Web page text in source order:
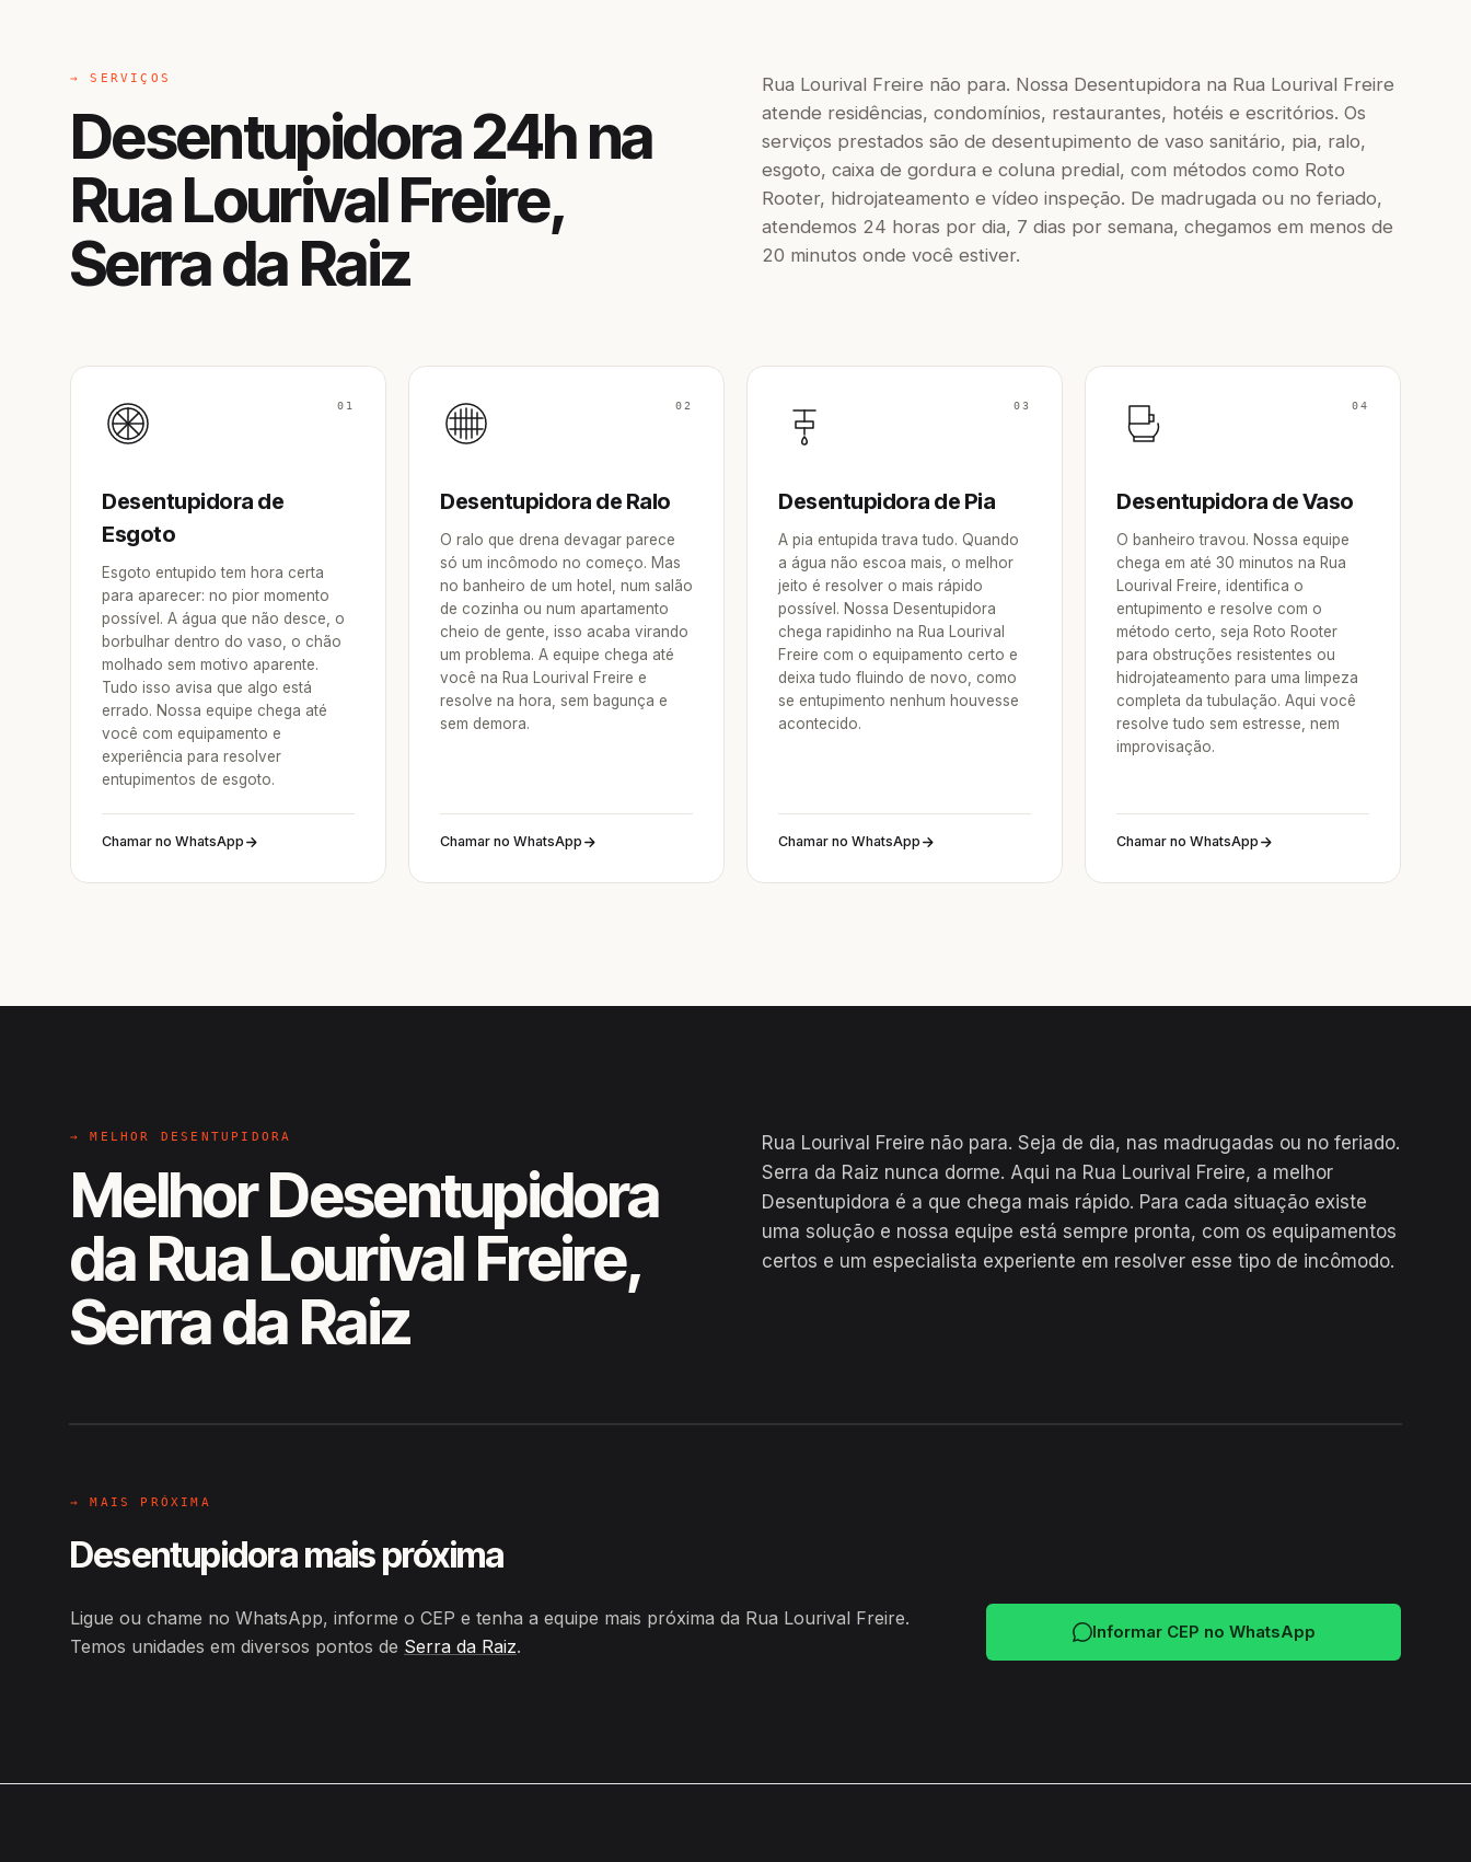
→ SERVIÇOS
Desentupidora 24h na
Rua Lourival Freire,
Serra da Raiz
Rua Lourival Freire não para. Nossa Desentupidora na Rua Lourival Freire
atende residências, condomínios, restaurantes, hotéis e escritórios. Os
serviços prestados são de desentupimento de vaso sanitário, pia, ralo,
esgoto, caixa de gordura e coluna predial, com métodos como Roto
Rooter, hidrojateamento e vídeo inspeção. De madrugada ou no feriado,
atendemos 24 horas por dia, 7 dias por semana, chegamos em menos de
20 minutos onde você estiver.
01
Desentupidora de
Esgoto
Esgoto entupido tem hora certa
para aparecer: no pior momento
possível. A água que não desce, o
borbulhar dentro do vaso, o chão
molhado sem motivo aparente.
Tudo isso avisa que algo está
errado. Nossa equipe chega até
você com equipamento e
experiência para resolver
entupimentos de esgoto.
Chamar no WhatsApp
02
Desentupidora de Ralo
O ralo que drena devagar parece
só um incômodo no começo. Mas
no banheiro de um hotel, num salão
de cozinha ou num apartamento
cheio de gente, isso acaba virando
um problema. A equipe chega até
você na Rua Lourival Freire e
resolve na hora, sem bagunça e
sem demora.
Chamar no WhatsApp
03
Desentupidora de Pia
A pia entupida trava tudo. Quando
a água não escoa mais, o melhor
jeito é resolver o mais rápido
possível. Nossa Desentupidora
chega rapidinho na Rua Lourival
Freire com o equipamento certo e
deixa tudo fluindo de novo, como
se entupimento nenhum houvesse
acontecido.
Chamar no WhatsApp
04
Desentupidora de Vaso
O banheiro travou. Nossa equipe
chega em até 30 minutos na Rua
Lourival Freire, identifica o
entupimento e resolve com o
método certo, seja Roto Rooter
para obstruções resistentes ou
hidrojateamento para uma limpeza
completa da tubulação. Aqui você
resolve tudo sem estresse, nem
improvisação.
Chamar no WhatsApp
→ MELHOR DESENTUPIDORA
Melhor Desentupidora
da Rua Lourival Freire,
Serra da Raiz
Rua Lourival Freire não para. Seja de dia, nas madrugadas ou no feriado.
Serra da Raiz nunca dorme. Aqui na Rua Lourival Freire, a melhor
Desentupidora é a que chega mais rápido. Para cada situação existe
uma solução e nossa equipe está sempre pronta, com os equipamentos
certos e um especialista experiente em resolver esse tipo de incômodo.
EM CAMPO
→ MAIS PRÓXIMA
Desentupidora mais próxima
Ligue ou chame no WhatsApp, informe o CEP e tenha a equipe mais próxima da Rua Lourival Freire.
Temos unidades em diversos pontos de Serra da Raiz.
Informar CEP no WhatsApp